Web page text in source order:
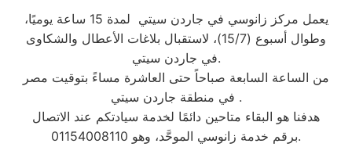
يعمل مركز زانوسي في جاردن سيتي لمدة 15 ساعة يوميًا،
وطوال أسبوع (15/7)، لاستقبال بلاغات الأعطال والشكاوى
في جاردن سيتي.
من الساعة السابعة صباحاً حتى العاشرة مساءً بتوقيت مصر
في منطقة جاردن سيتي .
هدفنا هو البقاء متاحين دائمًا لخدمة سيادتكم عند الاتصال
برقم خدمة زانوسي الموحَّد، وهو 01154008110.